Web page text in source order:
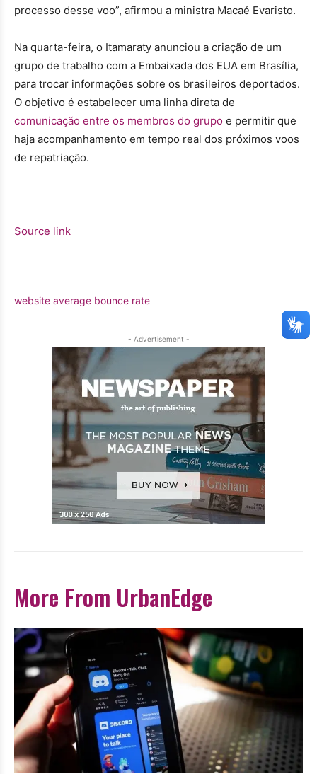
processo desse voo”, afirmou a ministra Macaé Evaristo.
Na quarta-feira, o Itamaraty anunciou a criação de um
grupo de trabalho com a Embaixada dos EUA em Brasília,
para trocar informações sobre os brasileiros deportados.
O objetivo é estabelecer uma linha direta de
comunicação entre os membros do grupo e permitir que
haja acompanhamento em tempo real dos próximos voos
de repatriação.
Source link
website average bounce rate
- Advertisement -
More From UrbanEdge